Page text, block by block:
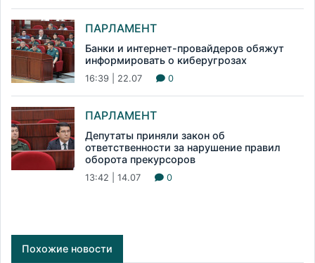
ПАРЛАМЕНТ
Банки и интернет-провайдеров обяжут
информировать о киберугрозах
16:39 | 22.07 0
ПАРЛАМЕНТ
Депутаты приняли закон об
ответственности за нарушение правил
оборота прекурсоров
13:42 | 14.07 0
Похожие новости